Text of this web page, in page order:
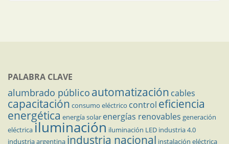
PALABRA CLAVE
alumbrado público automatización cables
capacitación consumo eléctrico control eficiencia
energética energía solar energías renovables generación
eléctricailuminación iluminación LED industria 4.0
industria argentina industria nacional instalación eléctrica